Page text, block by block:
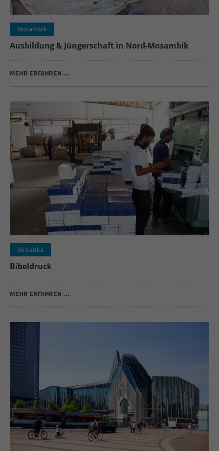
Mosambik
Ausbildung & Jüngerschaft in Nord-Mosambik
MEHR ERFAHREN …
Sri Lanka
Bibeldruck
MEHR ERFAHREN …